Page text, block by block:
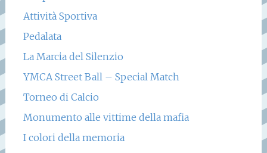
Attività Sportiva
Pedalata
La Marcia del Silenzio
YMCA Street Ball – Special Match
Torneo di Calcio
Monumento alle vittime della mafia
I colori della memoria